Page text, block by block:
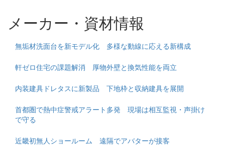
メーカー・資材情報
無垢材洗面台を新モデル化 多様な動線に応える新構成
軒ゼロ住宅の課題解消 厚物外壁と換気性能を両立
内装建具ドレタスに新製品 下地枠と収納建具を展開
首都圏で熱中症警戒アラート多発 現場は相互監視・声掛け
で守る
近畿初無人ショールーム 遠隔でアバターが接客